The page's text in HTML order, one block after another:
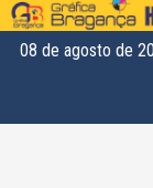
08 de agosto de